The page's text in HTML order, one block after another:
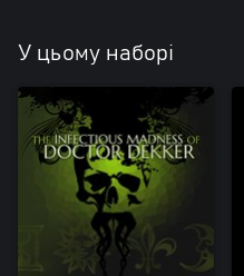
У цьому наборі